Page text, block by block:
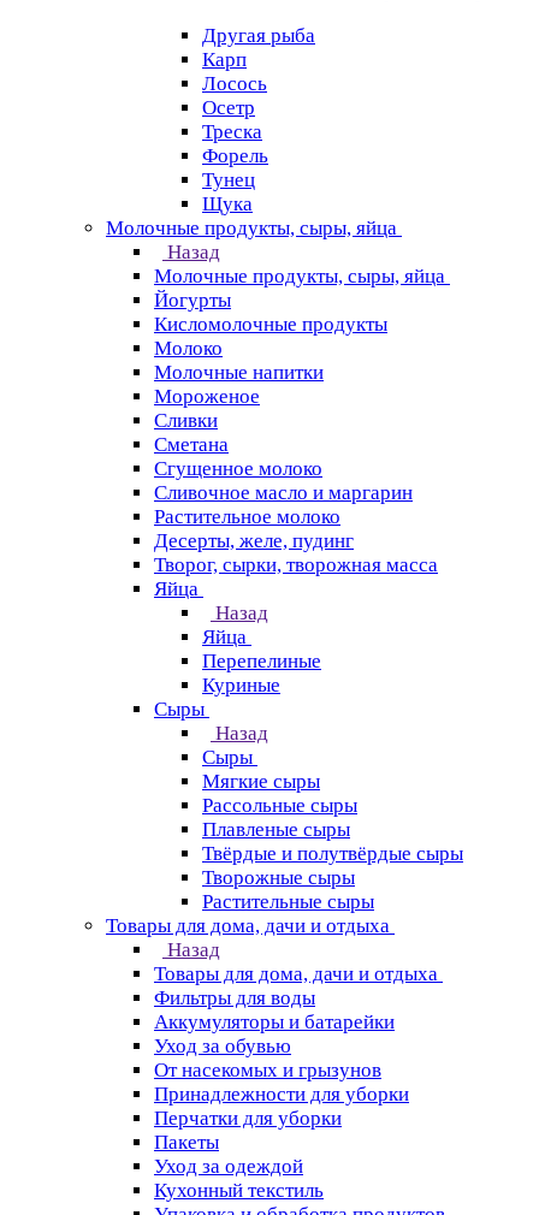
Другая рыба
Карп
Лосось
Осетр
Треска
Форель
Тунец
Щука
Молочные продукты, сыры, яйца
Назад
Молочные продукты, сыры, яйца
Йогурты
Кисломолочные продукты
Молоко
Молочные напитки
Мороженое
Сливки
Сметана
Сгущенное молоко
Сливочное масло и маргарин
Растительное молоко
Десерты, желе, пудинг
Творог, сырки, творожная масса
Яйца
Назад
Яйца
Перепелиные
Куриные
Сыры
Назад
Сыры
Мягкие сыры
Рассольные сыры
Плавленые сыры
Твёрдые и полутвёрдые сыры
Творожные сыры
Растительные сыры
Товары для дома, дачи и отдыха
Назад
Товары для дома, дачи и отдыха
Фильтры для воды
Аккумуляторы и батарейки
Уход за обувью
От насекомых и грызунов
Принадлежности для уборки
Перчатки для уборки
Пакеты
Уход за одеждой
Кухонный текстиль